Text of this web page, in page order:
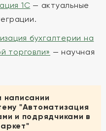
1С — актуальные
бухгалтерии на
торговли» — научная
"Автоматизация
и подрядчиками в